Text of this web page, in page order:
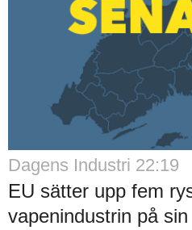
Dagens Industri 22:19
EU sätter upp fem
vapenindustrin på